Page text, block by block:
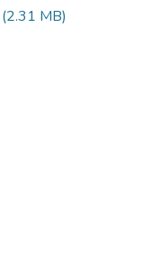
(2.31 MB)